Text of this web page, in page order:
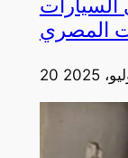
المصري
2025